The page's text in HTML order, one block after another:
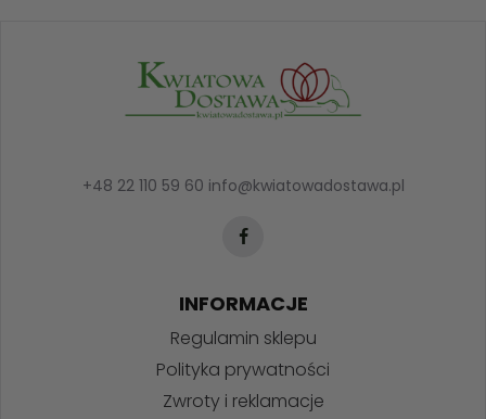
+48 22 110 59 60 info@kwiatowadostawa.pl
INFORMACJE
Regulamin sklepu
Polityka prywatności
Zwroty i reklamacje